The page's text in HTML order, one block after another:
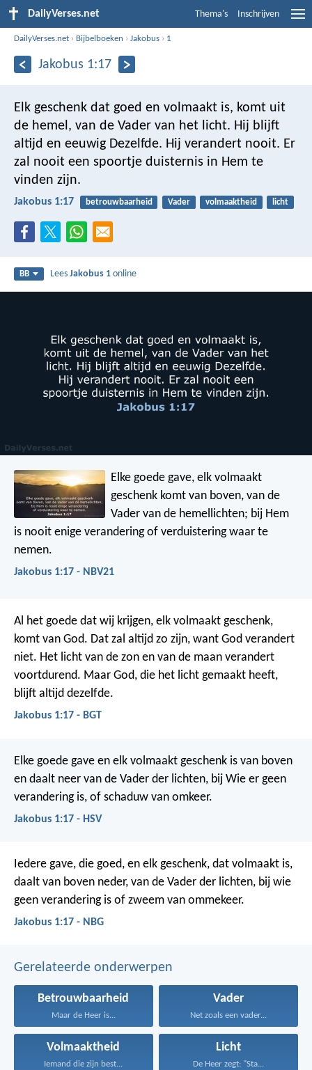
DailyVerses.net Thema's Inschrijven
DailyVerses.net › Bijbelboeken ›Jakobus › 1
Jakobus 1:17
Elk geschenk dat goed en volmaakt is, komt uit
de hemel, van de Vader van het licht. Hij blijft
altijd en eeuwig Dezelfde. Hij verandert nooit. Er
zal nooit een spoortje duisternis in Hem te
vinden zijn.
Jakobus 1:17 betrouwbaarheid Vader volmaaktheid licht
BB LeesJakobus 1 online
Elke goede gave, elk volmaakt
geschenk komt van boven, van de
Vader van de hemellichten; bij Hem
is nooit enige verandering of verduistering waar te
nemen.
Jakobus 1:17 - NBV21
Al het goede dat wij krijgen, elk volmaakt geschenk,
komt van God. Dat zal altijd zo zijn, want God verandert
niet. Het licht van de zon en van de maan verandert
voortdurend. Maar God, die het licht gemaakt heeft,
blijft altijd dezelfde.
Jakobus 1:17 - BGT
Elke goede gave en elk volmaakt geschenk is van boven
en daalt neer van de Vader der lichten, bij Wie er geen
verandering is, of schaduw van omkeer.
Jakobus 1:17 - HSV
Iedere gave, die goed, en elk geschenk, dat volmaakt is,
daalt van boven neder, van de Vader der lichten, bij wie
geen verandering is of zweem van ommekeer.
Jakobus 1:17 - NBG
Gerelateerde onderwerpen
Betrouwbaarheid
Maar de Heer is...
Vader
Net zoals een vader...
Volmaaktheid
Iemand die zijn best...
Licht
De Heer zegt: "Sta...